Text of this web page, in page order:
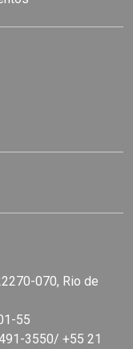
070, Rio de
55
3550/ +55 21